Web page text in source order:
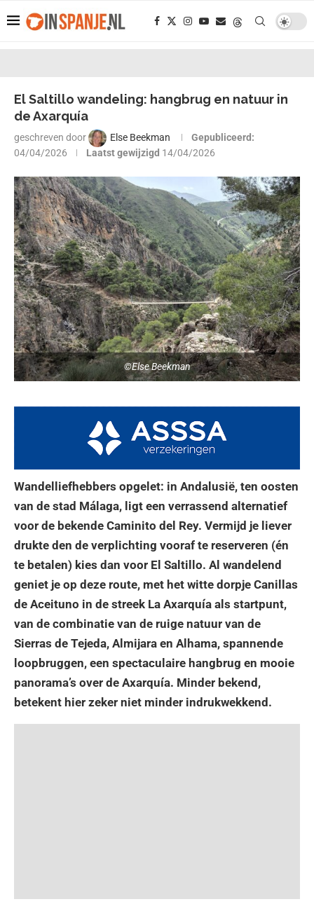
El Saltillo wandeling: hangbrug en natuur in
de Axarquía
geschreven door Else Beekman
Gepubliceerd:
04/04/2026
Laatst gewijzigd 14/04/2026
©Else Beekman
Wandelliefhebbers opgelet: in Andalusië, ten oosten
van de stad Málaga, ligt een verrassend alternatief
voor de bekende Caminito del Rey. Vermijd je liever
drukte den de verplichting vooraf te reserveren (én
te betalen) kies dan voor El Saltillo. Al wandelend
geniet je op deze route, met het witte dorpje Canillas
de Aceituno in de streek La Axarquía als startpunt,
van de combinatie van de ruige natuur van de
Sierras de Tejeda, Almijara en Alhama, spannende
loopbruggen, een spectaculaire hangbrug en mooie
panorama’s over de Axarquía. Minder bekend,
betekent hier zeker niet minder indrukwekkend.